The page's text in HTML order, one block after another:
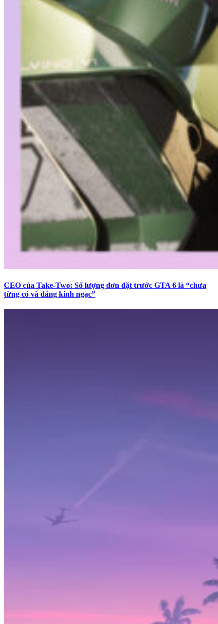
CEO của Take-Two: Số lượng đơn đặt trước GTA 6 là “chưa
từng có và đáng kinh ngạc”